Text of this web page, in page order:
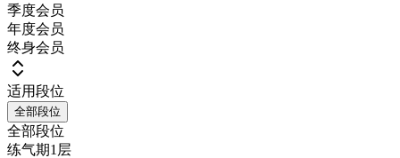
季度会员
年度会员
终身会员
适用段位
全部段位
全部段位
练气期1层